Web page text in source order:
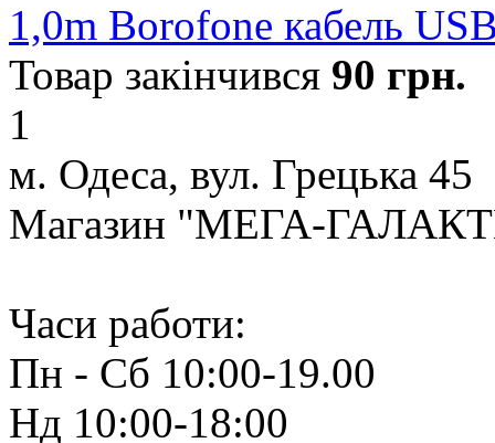
1,0m Borofone кабель
Товар закінчився 90 грн.
1
м. Одеса, вул. Грецька 45
Магазин "МЕГА-
Часи работи:
Пн - Сб 10:00-19.00
Нд 10:00-18:00